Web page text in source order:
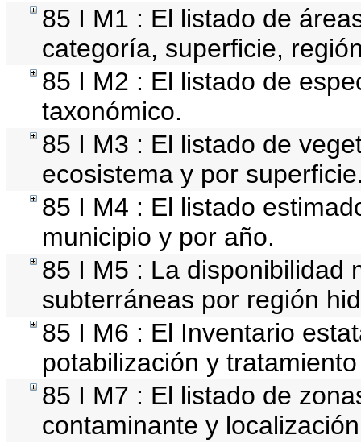
85 I M1 : El listado de
categoría, superficie,
85 I M2 : El listado de
taxonómico.
85 I M3 : El listado de
ecosistema y por
85 I M4 : El listado
municipio y por año.
85 I M5 : La disponibilidad
subterráneas por región
85 I M6 : El Inventario
potabilización y
85 I M7 : El listado de
contaminante y